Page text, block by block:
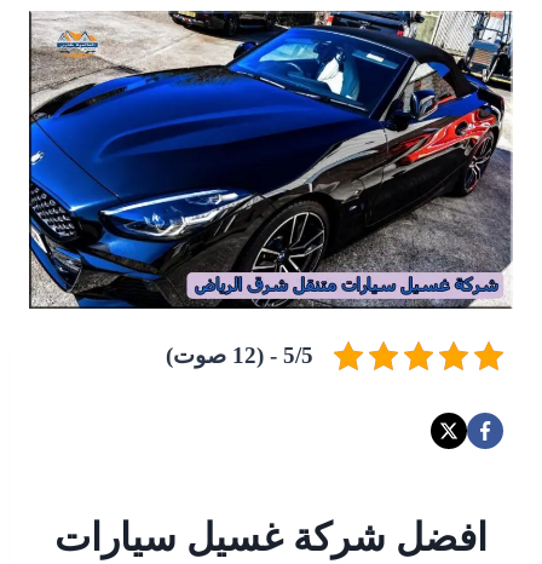
5/5 - (12 صوت)
افضل شركة غسيل سيارات